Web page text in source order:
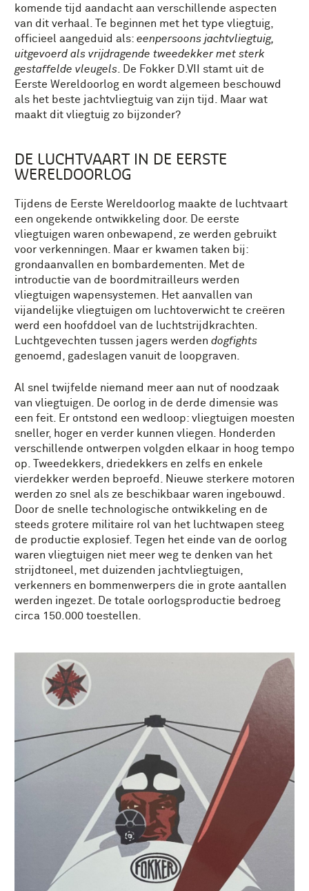
komende tijd aandacht aan verschillende aspecten
van dit verhaal. Te beginnen met het type vliegtuig,
officieel aangeduid als: eenpersoons jachtvliegtuig,
uitgevoerd als vrijdragende tweedekker met sterk
gestaffelde vleugels. De Fokker D.VII stamt uit de
Eerste Wereldoorlog en wordt algemeen beschouwd
als het beste jachtvliegtuig van zijn tijd. Maar wat
maakt dit vliegtuig zo bijzonder?
DE LUCHTVAART IN DE EERSTE
WERELDOORLOG
Tijdens de Eerste Wereldoorlog maakte de luchtvaart
een ongekende ontwikkeling door. De eerste
vliegtuigen waren onbewapend, ze werden gebruikt
voor verkenningen. Maar er kwamen taken bij:
grondaanvallen en bombardementen. Met de
introductie van de boordmitrailleurs werden
vliegtuigen wapensystemen. Het aanvallen van
vijandelijke vliegtuigen om luchtoverwicht te creëren
werd een hoofddoel van de luchtstrijdkrachten.
Luchtgevechten tussen jagers werden dogfights
genoemd, gadeslagen vanuit de loopgraven.
Al snel twijfelde niemand meer aan nut of noodzaak
van vliegtuigen. De oorlog in de derde dimensie was
een feit. Er ontstond een wedloop: vliegtuigen moesten
sneller, hoger en verder kunnen vliegen. Honderden
verschillende ontwerpen volgden elkaar in hoog tempo
op. Tweedekkers, driedekkers en zelfs en enkele
vierdekker werden beproefd. Nieuwe sterkere motoren
werden zo snel als ze beschikbaar waren ingebouwd.
Door de snelle technologische ontwikkeling en de
steeds grotere militaire rol van het luchtwapen steeg
de productie explosief. Tegen het einde van de oorlog
waren vliegtuigen niet meer weg te denken van het
strijdtoneel, met duizenden jachtvliegtuigen,
verkenners en bommenwerpers die in grote aantallen
werden ingezet. De totale oorlogsproductie bedroeg
circa 150.000 toestellen.